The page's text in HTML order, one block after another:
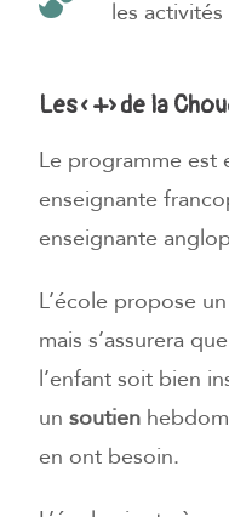
les
Les « +» de la
Le programme est
enseignante
enseignante
L’école propose un
mais s’assurera
l’enfant soit bien
unsoutien
en ont besoin.